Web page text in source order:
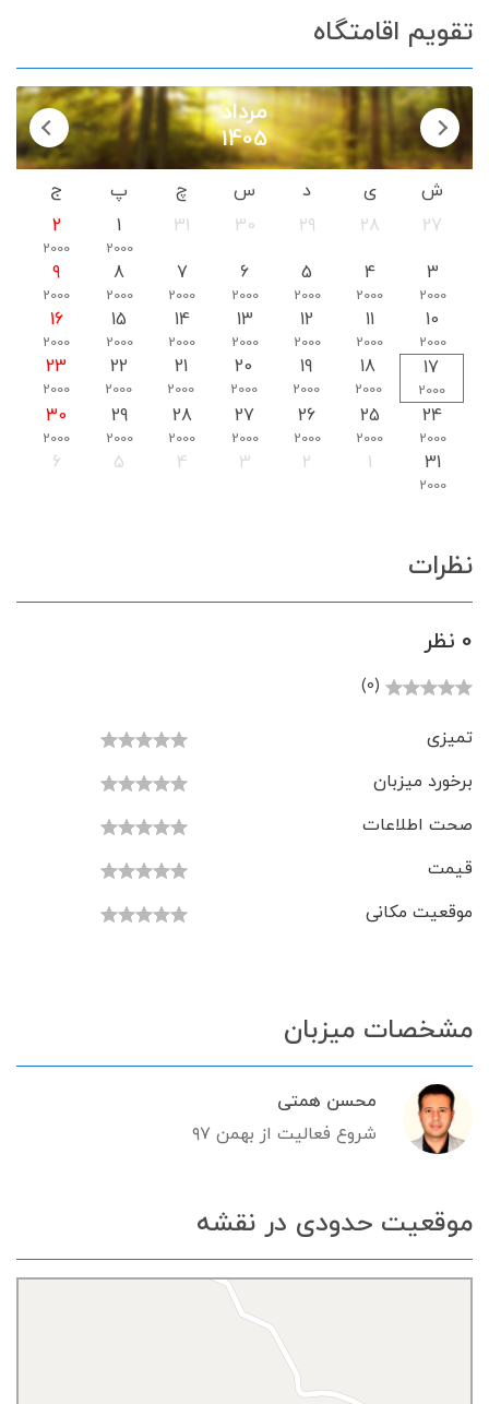
سرویس ایرانی
تقویم اقامتگاه
مرداد
1405
ش ی د س چ پ
ج
27
28
29
30
31
1
2000
2
2000
3
2000
4
2000
5
2000
6
2000
7
2000
8
2000
9
2000
10
2000
11
2000
12
2000
13
2000
14
2000
15
2000
16
2000
17
2000
18
2000
19
2000
20
2000
21
2000
22
2000
23
2000
24
2000
25
2000
26
2000
27
2000
28
2000
29
2000
30
2000
31
2000
1
2
3
4
5
6
نظرات
0 نظر
(0)
تمیزی
برخورد میزبان
صحت اطلاعات
قیمت
موقعیت مکانی
مشخصات میزبان
محسن همتی
شروع فعالیت از بهمن ۹۷
موقعیت حدودی در نقشه